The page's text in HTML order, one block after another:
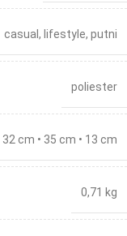
casual , lifestyle, putni
poliester
32 cm • 35 cm • 13 cm
0,71 kg